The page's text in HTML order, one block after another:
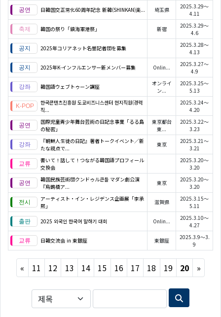
日韓国交正常化60周年記念 新韓(SHINKAN)楽... 埼玉県
2025.3.29～
4.11
韓国の祭り「鎮海軍港祭」 新宿
2025.3.29～
4.6
2025年コリアネット名誉記者団を募集
2025.3.28～
4.13
2025年K-インフルエンサー新メンバー募集 Onlin...
2025.3.27～
4.9
韓国語ウェブトゥーン講座
オンライ
ン...
2025.3.25～
5.13
한국콘텐츠진흥원 도쿄비즈니스센터 현지직원(경력
직...
2025.3.24～
4.20
国際児童青少年舞台芸術の日記念事業「るる島
の秘密」
東京都台
東...
2025.3.22～
3.23
『朝鮮人生徒の日記』著者トークイベント／新
たな視点で...
東京
2025.3.21～
3.21
書いて！話して！つながる韓国語プロフィール
交換会
2025.3.20～
3.20
韓国民族芸術団クンドゥル큰들 マダン劇公演
『烏鵲橋ア...
東京
2025.3.20～
3.20
アーティスト・イン・レジデンス企画展「李承
熙」
滋賀県
2025.3.15～
5.11
2025 외국인 한국어 말하기 대회 Onlin...
2025.3.10～
4.27
日韓交流会 in 東銀座 東銀座
2025.3.9～3.
9
« Previous
11 12 13 14 15 16 17 18 19 20 »Next